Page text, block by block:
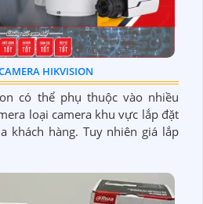
HIKVISION
có thể phụ thuộc vào nhiều
loại camera khu vực lắp đặt
khách hàng. Tuy nhiên giá lắp